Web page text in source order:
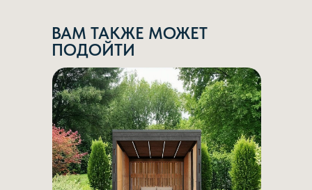
ВАМ ТАКЖЕ МОЖЕТ
ПОДОЙТИ